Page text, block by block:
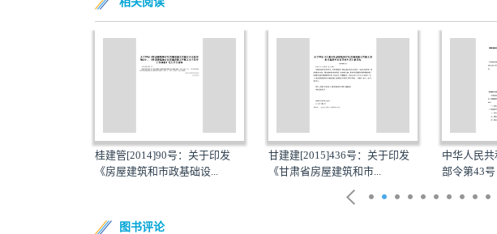
[2014]90号：关于印发
甘建建[2015]436号：关于印发
《甘肃省房屋建筑和市...
中华人民共和国住房和城乡建设
部令第43号：住房城乡...
图书评论